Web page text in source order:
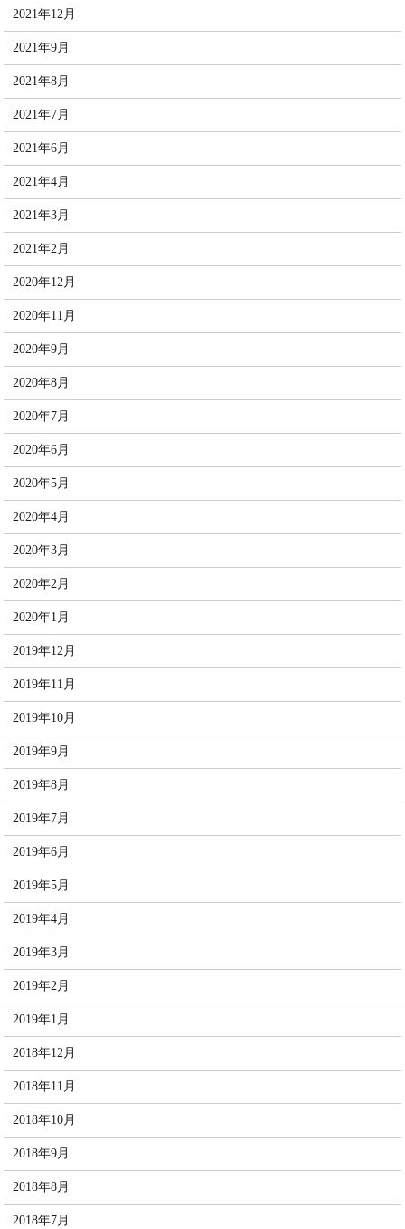
2021年12月
2021年9月
2021年8月
2021年7月
2021年6月
2021年4月
2021年3月
2021年2月
2020年12月
2020年11月
2020年9月
2020年8月
2020年7月
2020年6月
2020年5月
2020年4月
2020年3月
2020年2月
2020年1月
2019年12月
2019年11月
2019年10月
2019年9月
2019年8月
2019年7月
2019年6月
2019年5月
2019年4月
2019年3月
2019年2月
2019年1月
2018年12月
2018年11月
2018年10月
2018年9月
2018年8月
2018年7月